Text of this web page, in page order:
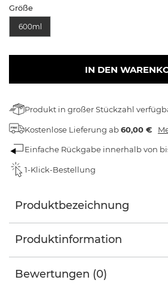
Größe
600ml
IN DEN
Produkt in großer Stückzahl
Kostenlose Lieferung ab60,00 €
Einfache Rückgabe innerhalb von
1-Klick-Bestellung
Produktbezeichnung
Produktinformation
Bewertungen (0)